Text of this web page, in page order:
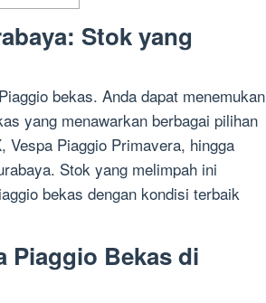
Stok yang
bekas. Anda dapat menemukan
yang menawarkan berbagai pilihan
Vespa Piaggio Primavera, hingga
Stok yang melimpah ini
bekas dengan kondisi terbaik
Piaggio Bekas di